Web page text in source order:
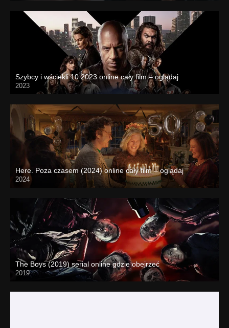
Szybcy i wściekli 10 2023 online cały film – oglądaj
2023
Here. Poza czasem (2024) online cały film – oglądaj
2024
The Boys (2019) serial online gdzie obejrzeć
2019